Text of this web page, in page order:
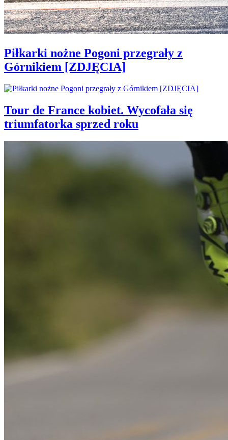
Piłkarki nożne Pogoni przegrały z
Górnikiem [ZDJĘCIA]
Tour de France kobiet. Wycofała się
triumfatorka sprzed roku